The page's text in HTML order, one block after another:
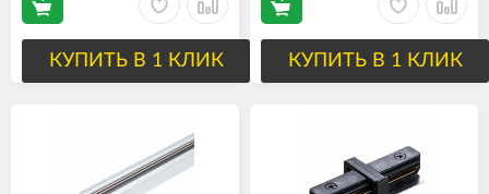
КУПИТЬ В 1 КЛИК КУПИТЬ В 1 КЛИК